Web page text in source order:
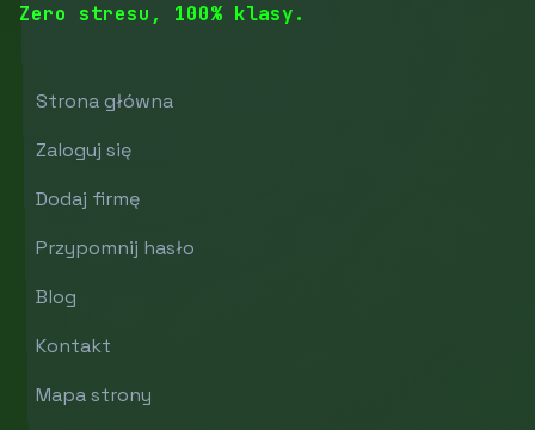
Zero stresu, 100% klasy.
Strona główna
Zaloguj się
Dodaj firmę
Przypomnij hasło
Blog
Kontakt
Mapa strony